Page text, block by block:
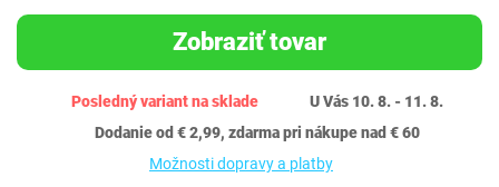
Zobraziť tovar
Posledný variant na sklade
U Vás 10. 8. - 11. 8.
Dodanie od € 2,99, zdarma pri nákupe nad € 60
Možnosti dopravy a platby